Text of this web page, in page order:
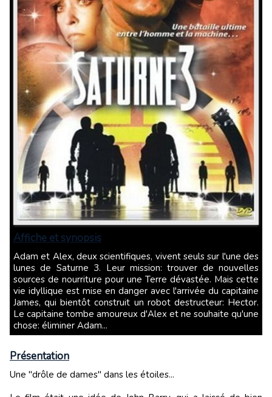
Affiche et synopsis
Adam et Alex, deux scientifiques, vivent seuls sur l'une des
lunes de Saturne 3. Leur mission: trouver de nouvelles
sources de nourriture pour une Terre dévastée. Mais cette
vie idyllique est mise en danger avec l'arrivée du capitaine
James, qui bientôt construit un robot destructeur: Hector.
Le capitaine tombe amoureux d'Alex et ne souhaite qu'une
chose: éliminer Adam...
Présentation
Une "drôle de dames" dans les étoiles...